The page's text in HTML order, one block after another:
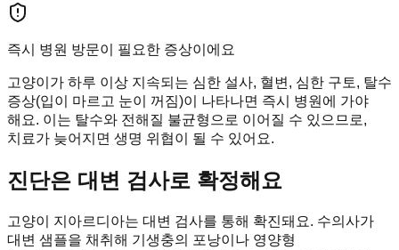
즉시 병원 방문이 필요한 증상이에요
고양이가 하루 이상 지속되는 심한 설사, 혈변, 심한 구토, 탈수
증상(입이 마르고 눈이 꺼짐)이 나타나면 즉시 병원에 가야
해요. 이는 탈수와 전해질 불균형으로 이어질 수 있으므로,
치료가 늦어지면 생명 위협이 될 수 있어요.
진단은 대변 검사로 확정해요
고양이 지아르디아는 대변 검사를 통해 확진돼요. 수의사가
대변 샘플을 채취해 기생충의 포낭이나 영양형